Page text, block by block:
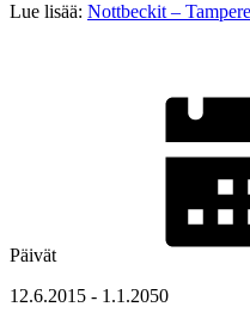
Lue lisää: Nottbeckit –
Päivät
12.6.2015 - 1.1.2050